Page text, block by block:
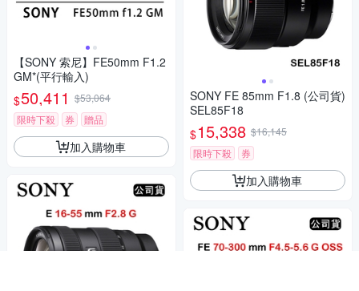
【SONY 索尼】FE50mm F1.2
GM*(平行輸入)
$50,411 $53,064
限時下殺
券 贈品
加入購物車
SONY FE 85mm F1.8 (公司貨)
SEL85F18
$15,338 $16,145
限時下殺
券
加入購物車